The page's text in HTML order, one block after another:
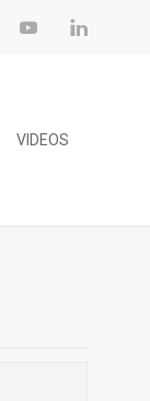
VIDEOS